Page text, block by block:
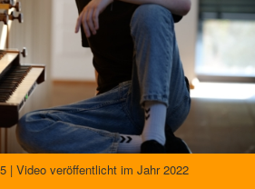
| Video veröffentlicht im Jahr 2022